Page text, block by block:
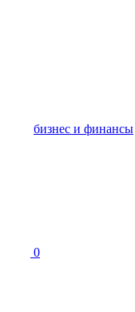
бизнес и финансы
0